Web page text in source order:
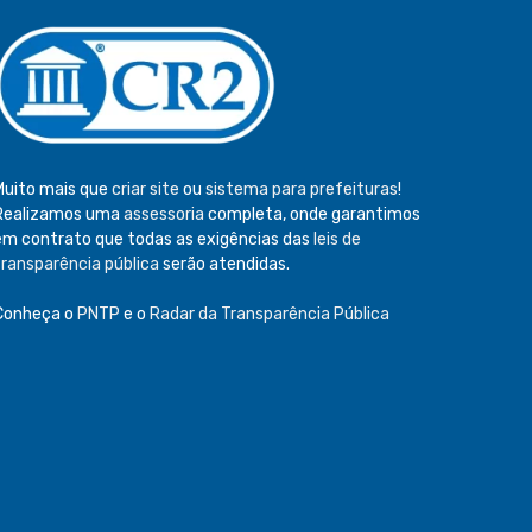
mais que criar site ou sistema para prefeituras!
uma assessoria completa, onde garantimos
contrato que todas as exigências das leis de
pública serão atendidas.
o PNTP e o Radar da Transparência Pública